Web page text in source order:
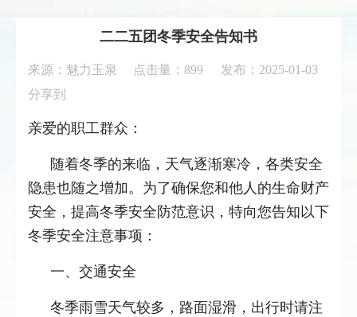
二二五团冬季安全告知书
来源：魅力玉泉 点击量： 899
发布：2025-01-03
分享到
亲爱的职工群众：
随着冬季的来临，天气逐渐寒冷，各类安全
隐患也随之增加。为了确保您和他人的生命财产
安全，提高冬季安全防范意识，特向您告知以下
冬季安全注意事项：
一、交通安全
冬季雨雪天气较多，路面湿滑，出行时请注